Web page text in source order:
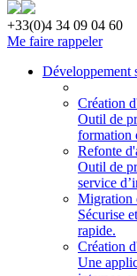
+33(0)4 34 09 04 60
Me faire rappeler
Développement
Création
Outil de
formation
Refonte
Outil de
service
Migration
Sécurise
rapide.
Création
Une